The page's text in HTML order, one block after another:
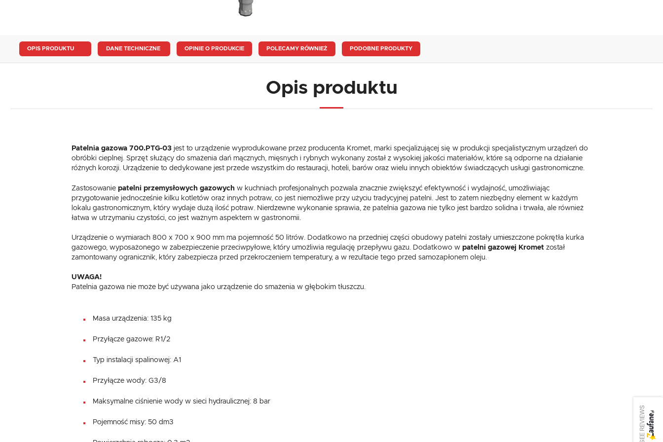
OPIS PRODUKTU DANE TECHNICZNE OPINIE O PRODUKCIE POLECAMY RÓWNIEŻ PODOBNE PRODUKTY
Opis produktu
Patelnia gazowa 700.PTG-03 jest to urządzenie wyprodukowane przez producenta Kromet, marki specjalizującej się w produkcji specjalistycznym urządzeń do
obróbki cieplnej. Sprzęt służący do smażenia dań mącznych, mięsnych i rybnych wykonany został z wysokiej jakości materiałów, które są odporne na działanie
różnych korozji. Urządzenie to dedykowane jest przede wszystkim do restauracji, hoteli, barów oraz wielu innych obiektów świadczących usługi gastronomiczne.
Zastosowanie patelni przemysłowych gazowych w kuchniach profesjonalnych pozwala znacznie zwiększyć efektywność i wydajność, umożliwiając
przygotowanie jednocześnie kilku kotletów oraz innych potraw, co jest niemożliwe przy użyciu tradycyjnej patelni. Jest to zatem niezbędny element w każdym
lokalu gastronomicznym, który wydaje dużą ilość potraw. Nierdzewne wykonanie sprawia, że patelnia gazowa nie tylko jest bardzo solidna i trwała, ale również
łatwa w utrzymaniu czystości, co jest ważnym aspektem w gastronomii.
Urządzenie o wymiarach 800 x 700 x 900 mm ma pojemność 50 litrów. Dodatkowo na przedniej części obudowy patelni zostały umieszczone pokrętła kurka
gazowego, wyposażonego w zabezpieczenie przeciwpyłowe, który umożliwia regulację przepływu gazu. Dodatkowo w patelni gazowej Krometzostał
zamontowany ogranicznik, który zabezpiecza przed przekroczeniem temperatury, a w rezultacie tego przed samozapłonem oleju.
UWAGA!
Patelnia gazowa nie może być używana jako urządzenie do smażenia w głębokim tłuszczu.
Masa urządzenia: 135 kg
Przyłącze gazowe: R1/2
Typ instalacji spalinowej: A1
Przyłącze wody: G3/8
Maksymalne ciśnienie wody w sieci hydraulicznej: 8 bar
Pojemność misy: 50 dm3 SEE REVIEWS